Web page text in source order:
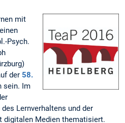
mit
Psych.
der 58.
sein. Im
Lernverhaltens und der
digitalen Medien thematisiert.